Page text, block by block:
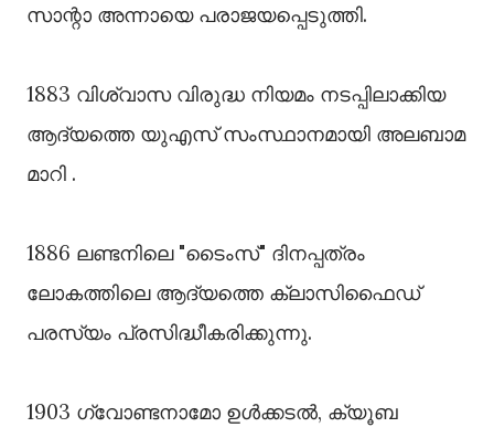
സാന്റാ അന്നായെ പരാജയപ്പെടുത്തി.
1883 വിശ്വാസ വിരുദ്ധ നിയമം നടപ്പിലാക്കിയ
ആദ്യത്തെ യുഎസ് സംസ്ഥാനമായി അലബാമ
മാറി .
1886 ലണ്ടനിലെ "ടൈംസ്" ദിനപ്പത്രം
ലോകത്തിലെ ആദ്യത്തെ ക്ലാസിഫൈഡ്
പരസ്യം പ്രസിദ്ധീകരിക്കുന്നു.
1903 ഗ്വോണ്ടനാമോ ഉൾക്കടൽ, ക്യൂബ